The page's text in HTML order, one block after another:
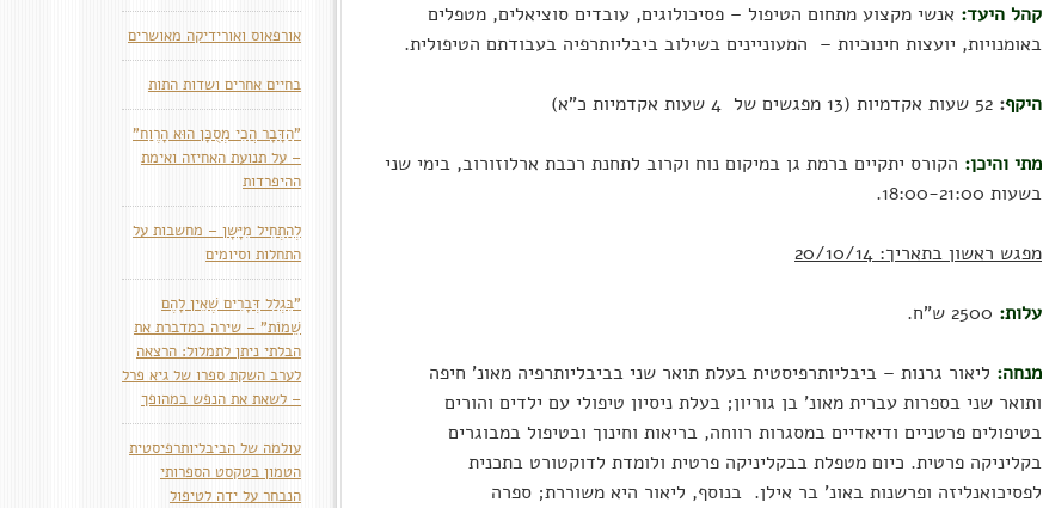
קהל היעד: אנשי מקצוע מתחום הטיפול – פסיכולוגים, עובדים סוציאלים, מטפלים
באומנויות, יועצות חינוכיות – המעוניינים בשילוב ביבליותרפיה בעבודתם הטיפולית.
היקף:
מתי והיכן: הקורס יתקיים ברמת גן במיקום נוח וקרוב לתחנת רכבת ארלוזורוב, בימי שני
בשעות 18:00-21:00.
מפגש ראשון בתאריך: 20/10/14
עלות: 2500 ש"ח.
מנחה: ליאור גרנות – ביבליותרפיסטית בעלת תואר שני בביבליותרפיה מאונ' חיפה
ותואר שני בספרות עברית מאונ' בן גוריון; בעלת ניסיון טיפולי עם ילדים והורים
בטיפולים פרטניים ודיאדיים במסגרות רווחה, בריאות וחינוך ובטיפול במבוגרים
בקליניקה פרטית. כיום מטפלת בבקליניקה פרטית ולומדת לדוקטורט בתכנית
לפסיכואנליזה ופרשנות באונ' בר אילן. בנוסף, ליאור היא משוררת; ספרה
אורפאוס ואורידיקה מאושרים
בחיים אחרים ושדות התות
"הַדָּבָר הֲכִי מְסֻכָּן הוּא הָרֶוַח"
– על תנועת האחיזה ואימת
ההיפרדות
לְהַתְחִיל מִיָּשָן – מחשבות על
התחלות וסיומים
"בִּגְלַל דְּבָרִים שֶׁאֵין לָהֶם
שֵׁמוֹת" – שירה כמדברת את
הבלתי ניתן לתמלול: הרצאה
לערב השקת ספרו של גיא פרל
– לשאת את הנפש במהופך
עולמה של הביבליותרפיסטית
הטמון בטקסט הספרותי
הנבחר על ידה לטיפול